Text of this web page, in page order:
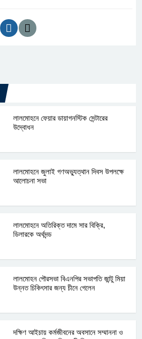
লালমোহনে ফেয়ার ডায়াগনস্টিক সেন্টারের
উদ্বোধন
লালমোহনে জুলাই গণঅভ্যুত্থান দিবস উপলক্ষে
আলোচনা সভা
লালমোহনে অতিরিক্ত দামে সার বিক্রি,
ডিলারকে অর্থদন্ড
লালমোহন পৌরসভা বিএনপির সভাপতি জান্টু মিয়া
উন্নত চিকিৎসার জন্য চীনে গেলেন
দক্ষিণ আইচায় কর্মজীবনের অবসানে সম্মাননা ও